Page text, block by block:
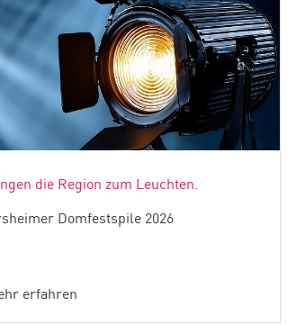
die Region zum Leuchten.
Domfestspile 2026
erfahren